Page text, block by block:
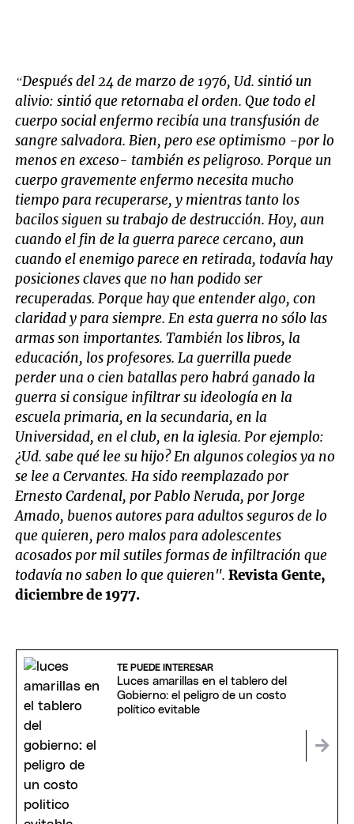
“Después del 24 de marzo de 1976, Ud. sintió un
alivio: sintió que retornaba el orden. Que todo el
cuerpo social enfermo recibía una transfusión de
sangre salvadora. Bien, pero ese optimismo -por lo
menos en exceso- también es peligroso. Porque un
cuerpo gravemente enfermo necesita mucho
tiempo para recuperarse, y mientras tanto los
bacilos siguen su trabajo de destrucción. Hoy, aun
cuando el fin de la guerra parece cercano, aun
cuando el enemigo parece en retirada, todavía hay
posiciones claves que no han podido ser
recuperadas. Porque hay que entender algo, con
claridad y para siempre. En esta guerra no sólo las
armas son importantes. También los libros, la
educación, los profesores. La guerrilla puede
perder una o cien batallas pero habrá ganado la
guerra si consigue infiltrar su ideología en la
escuela primaria, en la secundaria, en la
Universidad, en el club, en la iglesia. Por ejemplo:
¿Ud. sabe qué lee su hijo? En algunos colegios ya no
se lee a Cervantes. Ha sido reemplazado por
Ernesto Cardenal, por Pablo Neruda, por Jorge
Amado, buenos autores para adultos seguros de lo
que quieren, pero malos para adolescentes
acosados por mil sutiles formas de infiltración que
todavía no saben lo que quieren".Revista Gente,
diciembre de 1977.
TE PUEDE INTERESAR
Luces amarillas en el tablero del
Gobierno: el peligro de un costo
político evitable